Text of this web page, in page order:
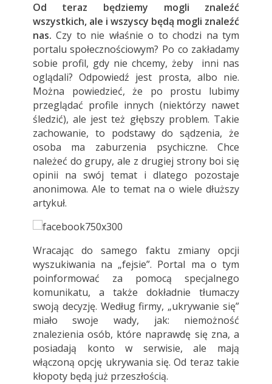
Od teraz będziemy mogli znaleźć
wszystkich, ale i wszyscy będą mogli znaleźć
nas. Czy to nie właśnie o to chodzi na tym
portalu społecznościowym? Po co zakładamy
sobie profil, gdy nie chcemy, żeby inni nas
oglądali? Odpowiedź jest prosta, albo nie.
Można powiedzieć, że po prostu lubimy
przeglądać profile innych (niektórzy nawet
śledzić), ale jest też głębszy problem. Takie
zachowanie, to podstawy do sądzenia, że
osoba ma zaburzenia psychiczne. Chce
należeć do grupy, ale z drugiej strony boi się
opinii na swój temat i dlatego pozostaje
anonimowa. Ale to temat na o wiele dłuższy
artykuł.
Wracając do samego faktu zmiany opcji
wyszukiwania na „fejsie”. Portal ma o tym
poinformować za pomocą specjalnego
komunikatu, a także dokładnie tłumaczy
swoją decyzję. Według firmy, „ukrywanie się”
miało swoje wady, jak: niemożność
znalezienia osób, które naprawdę się zna, a
posiadają konto w serwisie, ale mają
włączoną opcję ukrywania się. Od teraz takie
kłopoty będą już przeszłością.